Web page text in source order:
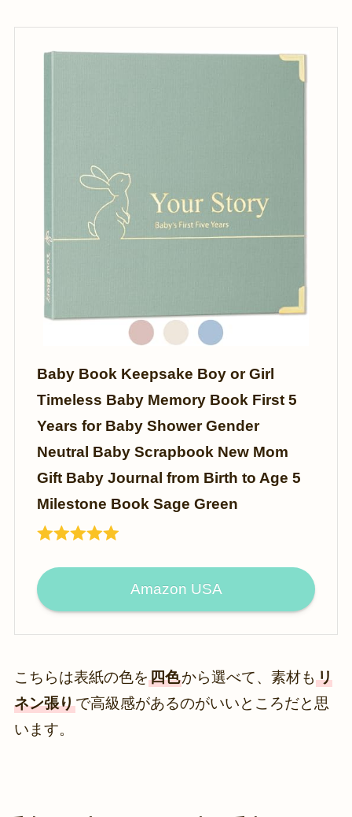
Baby Book Keepsake Boy or Girl
Timeless Baby Memory Book First 5
Years for Baby Shower Gender
Neutral Baby Scrapbook New Mom
Gift Baby Journal from Birth to Age 5
Milestone Book Sage Green
Amazon USA
こちらは表紙の色を四色から選べて、素材も リ
ネン張りで高級感があるのがいいところだと思
います。